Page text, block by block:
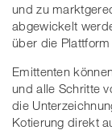
und zu
abgewickelt
über die
Emittenten
und alle Schritte
die
Kotierung direkt